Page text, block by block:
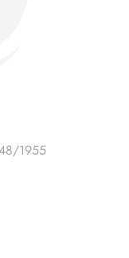
1955